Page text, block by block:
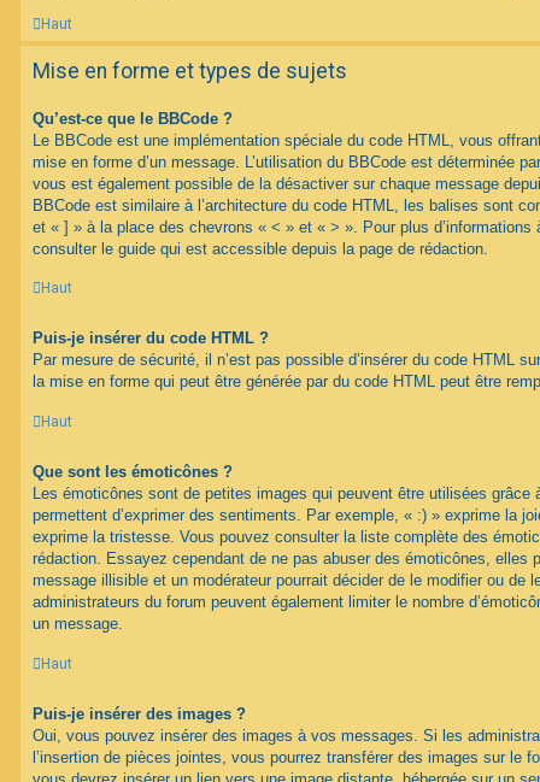
Haut
Mise en forme et types de sujets
Qu’est-ce que le BBCode ?
Le BBCode est une implémentation spéciale du code HTML, vous
mise en forme d’un message. L’utilisation du BBCode est déterminée
vous est également possible de la désactiver sur chaque message
BBCode est similaire à l’architecture du code HTML, les balises sont
et « ] » à la place des chevrons « < » et « > ». Pour plus d’informations
consulter le guide qui est accessible depuis la page de rédaction.
Haut
Puis-je insérer du code HTML ?
Par mesure de sécurité, il n’est pas possible d’insérer du code HTML
la mise en forme qui peut être générée par du code HTML peut être
Haut
Que sont les émoticônes ?
Les émoticônes sont de petites images qui peuvent être utilisées grâce
permettent d’exprimer des sentiments. Par exemple, « :) » exprime la
exprime la tristesse. Vous pouvez consulter la liste complète des
rédaction. Essayez cependant de ne pas abuser des émoticônes, elles
message illisible et un modérateur pourrait décider de le modifier ou de
administrateurs du forum peuvent également limiter le nombre
un message.
Haut
Puis-je insérer des images ?
Oui, vous pouvez insérer des images à vos messages. Si les
l’insertion de pièces jointes, vous pourrez transférer des images sur le